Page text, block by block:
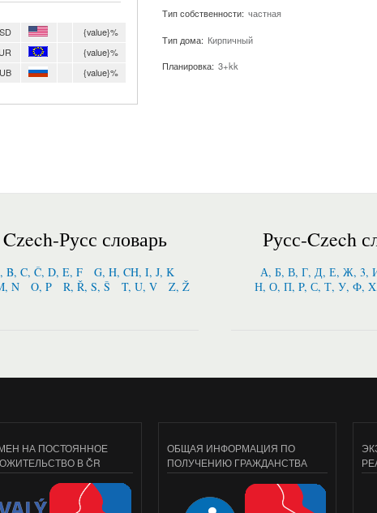
{value}%
{value}%
{value}%
Тип собственности: частная
Тип дома: Кирпичный
Планировка: 3+kk
Czech-Русс словарь
B, C, Č, D, E, F
G, H, CH, I, J, K
N
O, P R, Ř, S, Š T, U, V Z, Ž
Русс-Czech
А, Б, В, Г, Д, Е, Ж, 3,
Н, О, П, P, С, Т, У, Ф,
НА ПОСТОЯННОЕ
В ČR
ОБЩАЯ ИНФОРМАЦИЯ ПО
ПОЛУЧЕНИЮ ГРАЖДАНСТВА